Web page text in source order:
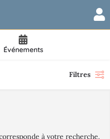
Événements
Filtres
à votre recherche.